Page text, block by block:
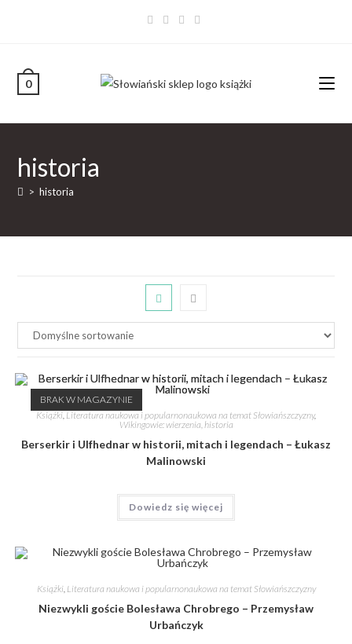
0
historia
> historia
BRAK W MAGAZYNIE
Książki, Literatura naukowa i popularnonaukowa na temat Słowiańszczyzny,
Wikingowie: wierzenia, historia
Berserkir i Ulfhednar w historii, mitach i legendach – Łukasz
Malinowski
Dowiedz się więcej
Książki, Literatura naukowa i popularnonaukowa na temat Słowiańszczyzny
Niezwykli goście Bolesława Chrobrego – Przemysław
Urbańczyk